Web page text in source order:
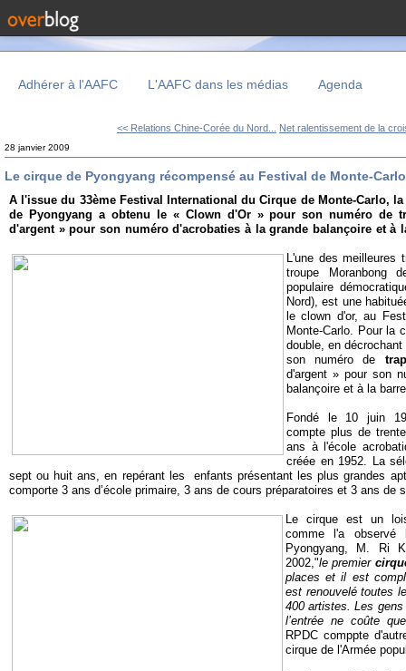
Adhérer à l'AAFC L'AAFC dans les médias Agenda
<< Relations Chine-Corée du Nord... Net ralentissement de la
28 janvier 2009
Le cirque de Pyongyang récompensé au Festival de Monte-Carlo
A l'issue du 33ème Festival International du Cirque de Monte-Carlo,
de Pyongyang a obtenu le « Clown d'Or » pour son numéro de
d'argent » pour son numéro d'acrobaties à la grande balançoire et à
L'une des meilleures
troupe Moranbong
populaire
Nord), est une
le clown d'or, au
Monte-Carlo. Pour la
double, en
son numéro de
d'argent » pour son
balançoire et à la
Fondé le 10 juin
compte plus de
ans à l'école
créée en 1952. La
sept ou huit ans, en repérant les enfants présentant les plus grandes
comporte 3 ans d’école primaire, 3 ans de cours préparatoires et 3 ans de
Le cirque est un
comme l'a observé
Pyongyang, M. Ri
2002,"le premier
places et il est
est renouvelé toutes
400 artistes. Les
l’entrée ne coûte
RPDC comppte
cirque de l'Armée